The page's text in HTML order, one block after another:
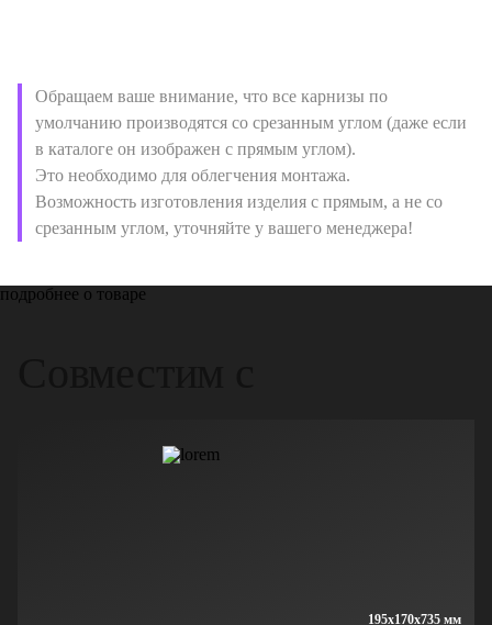
Обращаем ваше внимание, что все карнизы по
умолчанию производятся со срезанным углом (даже если
в каталоге он изображен с прямым углом).
Это необходимо для облегчения монтажа.
Возможность изготовления изделия с прямым, а не со
срезанным углом, уточняйте у вашего менеджера!
подробнее о товаре
195x170x735 мм